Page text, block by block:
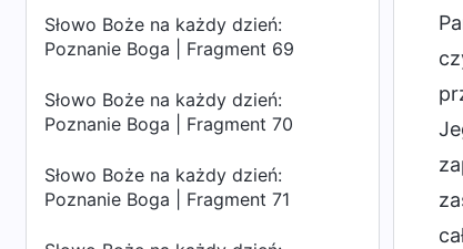
Słowo Boże na każdy dzień:
Poznanie Boga | Fragment 69
Słowo Boże na każdy dzień:
Poznanie Boga | Fragment 70
Słowo Boże na każdy dzień:
Poznanie Boga | Fragment 71